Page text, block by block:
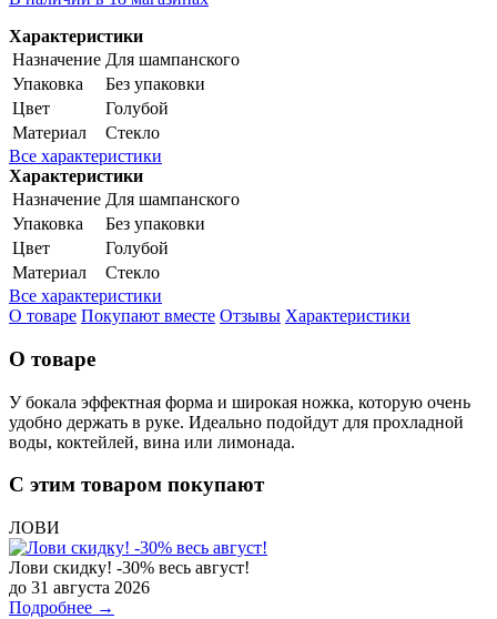
Характеристики
Назначение Для шампанского
Упаковка
Без упаковки
Цвет
Голубой
Материал
Стекло
Все характеристики
Характеристики
Назначение Для шампанского
Упаковка
Без упаковки
Цвет
Голубой
Материал
Стекло
Все характеристики
О товаре Покупают вместе Отзывы Характеристики
О товаре
У бокала эффектная форма и широкая ножка, которую очень
удобно держать в руке. Идеально подойдут для прохладной
воды, коктейлей, вина или лимонада.
С этим товаром покупают
ЛОВИ
Лови скидку! -30% весь август!
до 31 августа 2026
Подробнее →